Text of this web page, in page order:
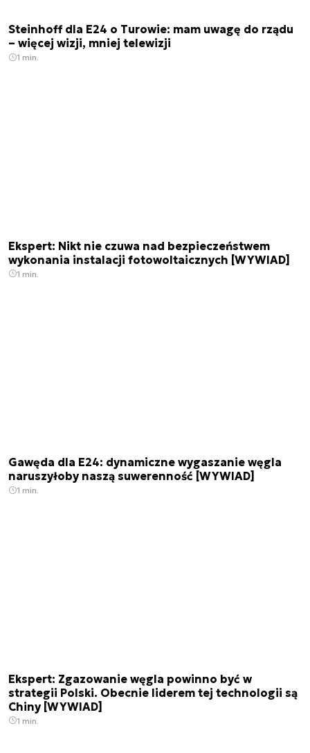
Steinhoff dla E24 o Turowie: mam uwagę do rządu
– więcej wizji, mniej telewizji
1 min.
Ekspert: Nikt nie czuwa nad bezpieczeństwem
wykonania instalacji fotowoltaicznych [WYWIAD]
1 min.
Gawęda dla E24: dynamiczne wygaszanie węgla
naruszyłoby naszą suwerenność [WYWIAD]
1 min.
Ekspert: Zgazowanie węgla powinno być w
strategii Polski. Obecnie liderem tej technologii są
Chiny [WYWIAD]
1 min.